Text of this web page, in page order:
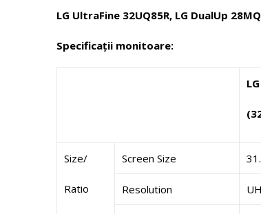
LG UltraFine 32UQ85R, LG DualUp
Specificații monitoare:
Size/
Ratio
Screen Size
Resolution